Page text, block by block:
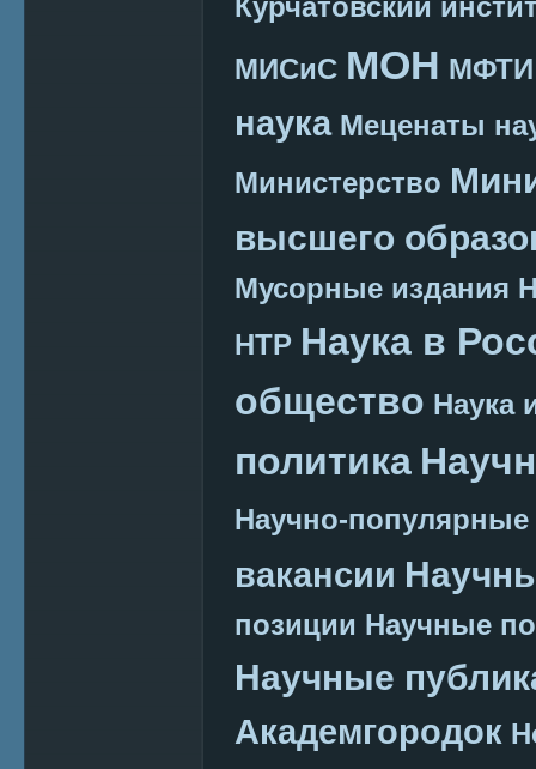
МИСиС МОН МФТИ
наука Меценаты
Министерство
высшего
Мусорные издания
НТР Наука в
общество Наука
политика
Научно-
вакансии
позиции Научные
Научные
Академгородок